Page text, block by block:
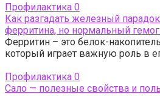
Профилактика 0
Как разгадать железный
ферритина, но нормальный
Ферритин – это белок-
который играет важную роль в
Профилактика 0
Сало — полезные свойства и